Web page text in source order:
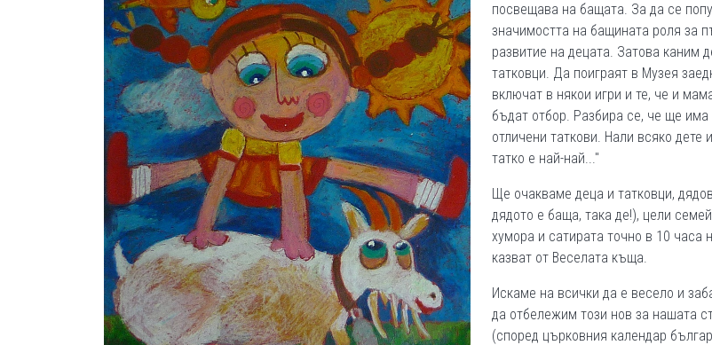
посвещава на бащата. За да се
значимостта на бащината роля за
развитие на децата. Затова каним
татковци. Да поиграят в Музея
включат в някои игри и те, че и
бъдат отбор. Разбира се, че ще
отличени таткови. Нали всяко дете
татко е най-най..."
Ще очакваме деца и татковци,
дядото е баща, така де!), цели
хумора и сатирата точно в 10 часа
казват от Веселата къща.
Искаме на всички да е весело и
да отбележим този нов за нашата
(според църковния календар